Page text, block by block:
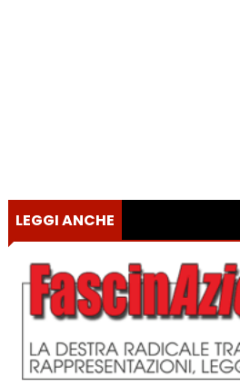
LEGGI ANCHE